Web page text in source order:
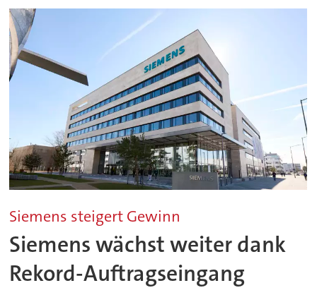
Siemens steigert Gewinn
Siemens wächst weiter dank
Rekord-Auftragseingang